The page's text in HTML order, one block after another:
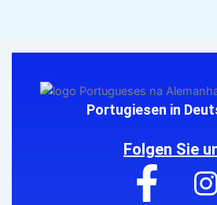
Portugiesen in
Folgen Sie